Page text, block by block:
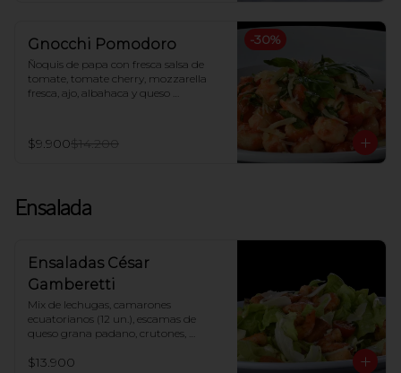
-30%
Gnocchi Pomodoro
Ñoquis de papa con fresca salsa de
tomate, tomate cherry, mozzarella
fresca, ajo, albahaca y queso
$9.900$14.200
Ensalada
Ensaladas César
Gamberetti
Mix de lechugas, camarones
ecuatorianos (12 un.), escamas de
queso grana padano, crutones,
$13.900